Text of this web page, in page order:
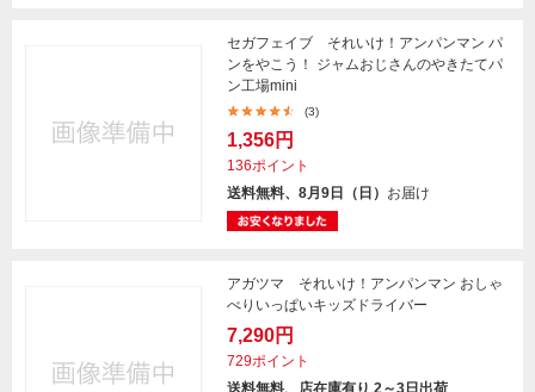
セガフェイブ それいけ！アンパンマン パ
ンをやこう！ ジャムおじさんのやきたてパ
ン工場mini
(3)
1,356円
136ポイント
送料無料、8月9日（日） お届け
アガツマ それいけ！アンパンマン おしゃ
べりいっぱいキッズドライバー
7,290円
729ポイント
送料無料、店在庫有り 2～3日出荷